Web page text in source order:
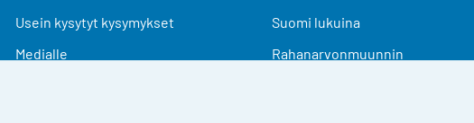
Usein kysytyt kysymykset
Medialle
Suomi lukuina
Rahanarvonmuunnin